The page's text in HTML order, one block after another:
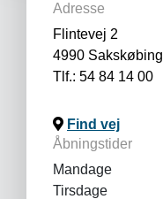
Adresse
Flintevej 2
4990 Sakskøbing
Tlf.: 54 84 14 00
Find vej
Åbningstider
Mandage
Tirsdage